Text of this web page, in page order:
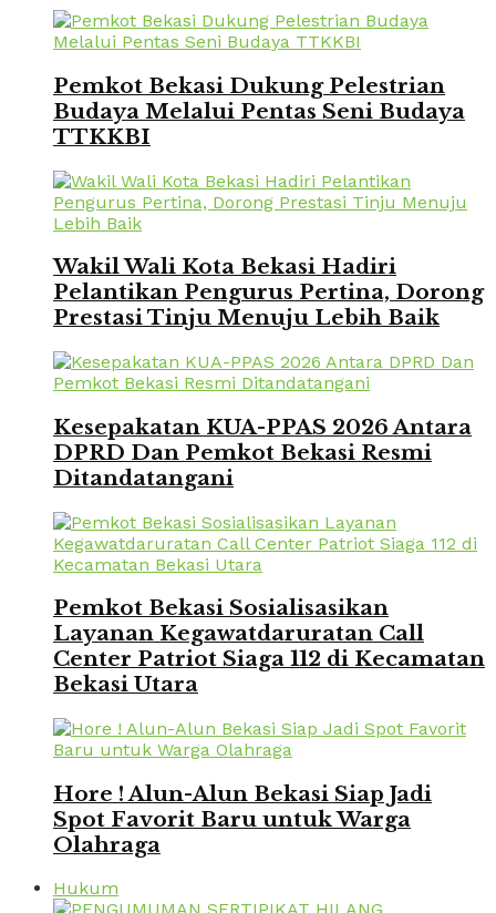
Pemkot Bekasi Dukung Pelestrian
Budaya Melalui Pentas Seni Budaya
TTKKBI
Wakil Wali Kota Bekasi Hadiri
Pelantikan Pengurus Pertina, Dorong
Prestasi Tinju Menuju Lebih Baik
Kesepakatan KUA-PPAS 2026 Antara
DPRD Dan Pemkot Bekasi Resmi
Ditandatangani
Pemkot Bekasi Sosialisasikan
Layanan Kegawatdaruratan Call
Center Patriot Siaga 112 di Kecamatan
Bekasi Utara
Hore ! Alun-Alun Bekasi Siap Jadi
Spot Favorit Baru untuk Warga
Olahraga
Hukum